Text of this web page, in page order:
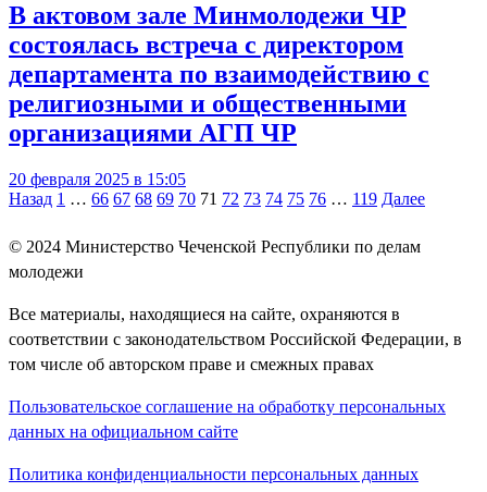
В актовом зале Минмолодежи ЧР
состоялась встреча с директором
департамента по взаимодействию с
религиозными и общественными
организациями АГП ЧР
20 февраля 2025 в 15:05
Навигация
записям
Назад 1 … 66 67 68 69 70 71 72 73 74 75 76 … 119 Далее
© 2024 Министерство Чеченской Республики по делам
молодежи
Все материалы, находящиеся на сайте, охраняются в
соответствии с законодательством Российской Федерации, в
том числе об авторском праве и смежных правах
Пользовательское соглашение на обработку персональных
данных на официальном сайте
Политика конфиденциальности персональных данных